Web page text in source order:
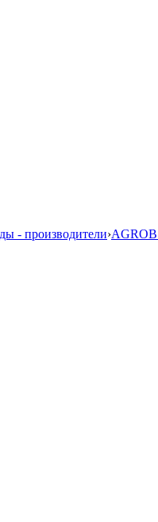
- производители›